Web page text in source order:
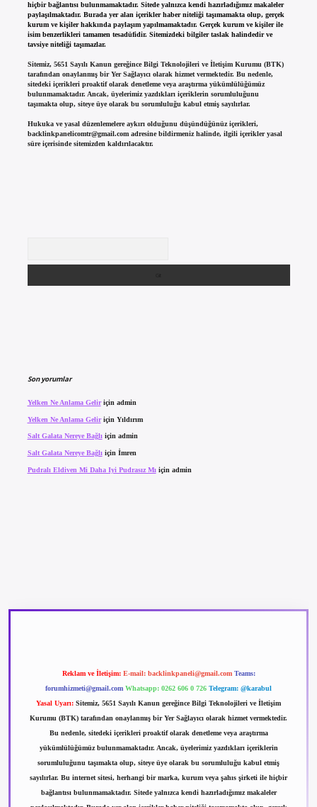
hiçbir bağlantısı bulunmamaktadır. Sitede yalnızca kendi hazırladığımız makaleler
paylaşılmaktadır. Burada yer alan içerikler haber niteliği taşımamakta olup, gerçek
kurum ve kişiler hakkında paylaşım yapılmamaktadır. Gerçek kurum ve kişiler ile
isim benzerlikleri tamamen tesadüfidir. Sitemizdeki bilgiler taslak halindedir ve
tavsiye niteliği taşımazlar.
Sitemiz, 5651 Sayılı Kanun gereğince Bilgi Teknolojileri ve İletişim Kurumu (BTK)
tarafından onaylanmış bir Yer Sağlayıcı olarak hizmet vermektedir. Bu nedenle,
sitedeki içerikleri proaktif olarak denetleme veya araştırma yükümlülüğümüz
bulunmamaktadır. Ancak, üyelerimiz yazdıkları içeriklerin sorumluluğunu
taşımakta olup, siteye üye olarak bu sorumluluğu kabul etmiş sayılırlar.
Hukuka ve yasal düzenlemelere aykırı olduğunu düşündüğünüz içerikleri,
backlinkpanelicomtr@gmail.comadresine bildirmeniz halinde, ilgili içerikler yasal
süre içerisinde sitemizden kaldırılacaktır.
Son yorumlar
Yelken Ne Anlama Geliriçin admin
Yelken Ne Anlama Geliriçin Yıldırım
Salt Galata Nereye Bağlıiçin admin
Salt Galata Nereye Bağlı için İmren
Pudralı Eldiven Mi Daha Iyi Pudrasız Mı için admin
Reklam ve İletişim: E-mail: backlinkpaneli@gmail.com Teams:
forumhizmeti@gmail.com Whatsapp: 0262 606 0 726 Telegram: @karabul
Yasal Uyarı: Sitemiz, 5651 Sayılı Kanun gereğince Bilgi Teknolojileri ve İletişim
Kurumu (BTK) tarafından onaylanmış bir Yer Sağlayıcı olarak hizmet vermektedir.
Bu nedenle, sitedeki içerikleri proaktif olarak denetleme veya araştırma
yükümlülüğümüz bulunmamaktadır. Ancak, üyelerimiz yazdıkları içeriklerin
sorumluluğunu taşımakta olup, siteye üye olarak bu sorumluluğu kabul etmiş
sayılırlar. Bu internet sitesi, herhangi bir marka, kurum veya şahıs şirketi ile hiçbir
bağlantısı bulunmamaktadır. Sitede yalnızca kendi hazırladığımız makaleler